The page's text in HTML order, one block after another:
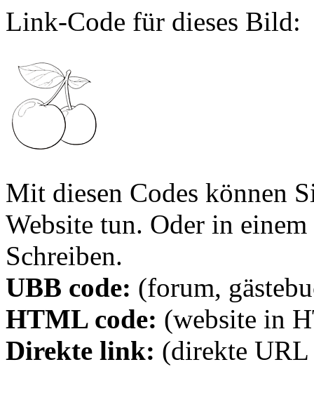
Link-Code für dieses Bild:
Mit diesen Codes können
Website tun. Oder in
Schreiben.
UBB code: (forum,
HTML code: (website in
Direkte link: (direkte